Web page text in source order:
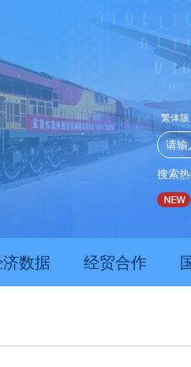
繁体版
搜索热
向好发展 甘肃上半年新质生产力发展
济数据 经贸合作